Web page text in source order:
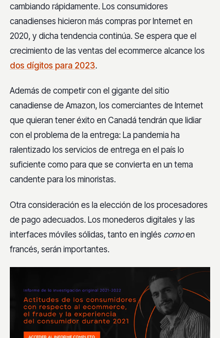
cambiando rápidamente. Los consumidores
canadienses hicieron más compras por Internet en
2020, y dicha tendencia continúa. Se espera que el
crecimiento de las ventas del ecommerce alcance los
dos dígitos para 2023.
Además de competir con el gigante del sitio
canadiense de Amazon, los comerciantes de Internet
que quieran tener éxito en Canadá tendrán que lidiar
con el problema de la entrega: La pandemia ha
ralentizado los servicios de entrega en el país lo
suficiente como para que se convierta en un tema
candente para los minoristas.
Otra consideración es la elección de los procesadores
de pago adecuados. Los monederos digitales y las
interfaces móviles sólidas, tanto en inglés comoen
francés, serán importantes.